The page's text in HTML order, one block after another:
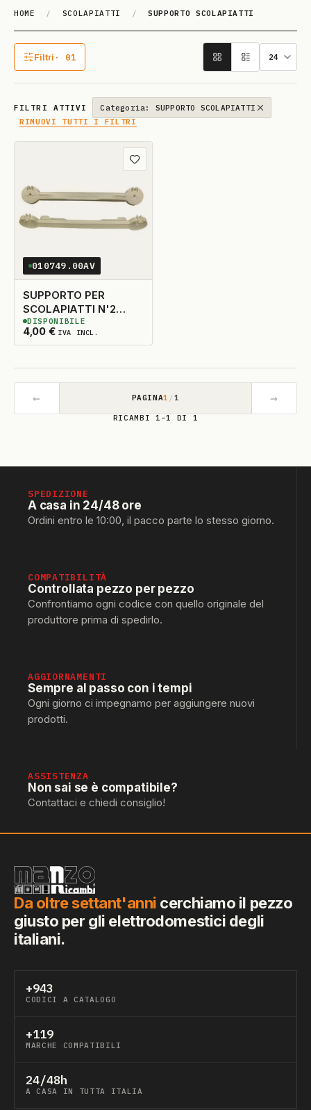
HOME / SCOLAPIATTI / SUPPORTO SCOLAPIATTI
SUPPORTO SCO­LA­PIATTI
Filtri · 01
1 filtro attivo
FILTRI ATTIVI
Categoria: SUPPORTO SCOLAPIATTI
RIMUOVI TUTTI I FILTRI
Aggiungi ai preferiti
010749.00AV
SUPPORTO PER
SCOLAPIATTI N'2
INTERNO 226MM.
4,00 € IVA INCL.
6DISPONIBILI
DISPONIBILE
← PAGINA1 /1 →
RICAMBI 1–1 DI 1
SPEDIZIONE
A casa in 24/48 ore
Ordini entro le 10:00, il pacco parte lo stesso giorno.
COMPATIBILITÀ
Controllata pezzo per pezzo
Confrontiamo ogni codice con quello originale del
produttore prima di spedirlo.
AGGIORNAMENTI
Sempre al passo con i tempi
Ogni giorno ci impegnamo per aggiungere nuovi
prodotti.
ASSISTENZA
Non sai se è compatibile?
Contattaci e chiedi consiglio!
Da oltre settant'anni cerchiamo il pezzo
giusto per gli elettrodomestici degli
italiani.
+943
CODICI A CATALOGO
+119
MARCHE COMPATIBILI
24/48h
A CASA IN TUTTA ITALIA